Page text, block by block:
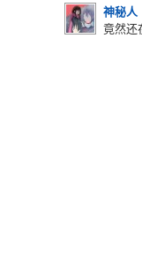
神秘人
竟然还